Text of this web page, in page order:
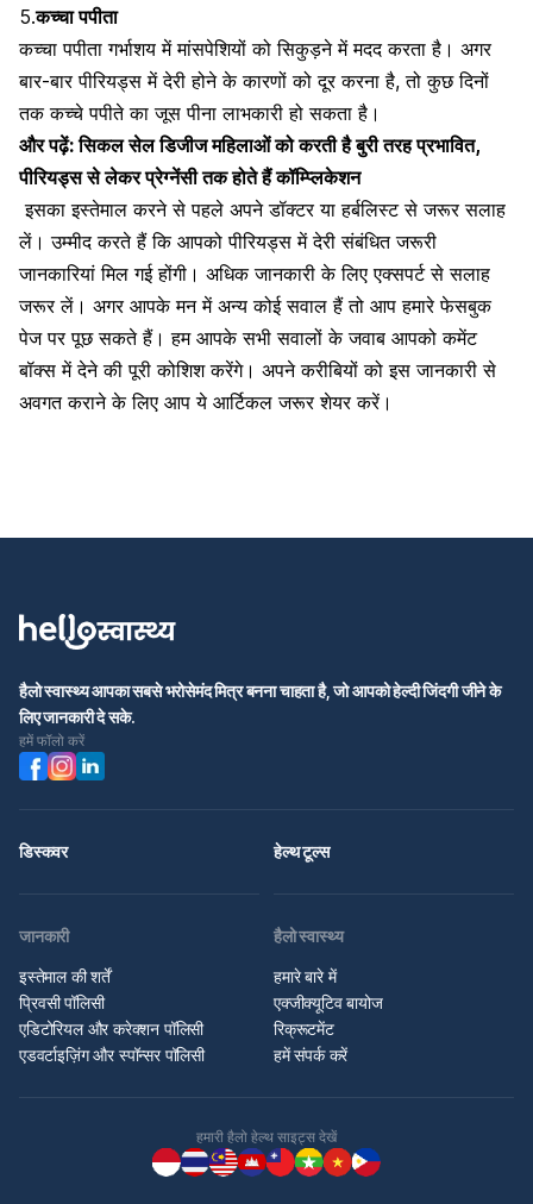
5.कच्चा पपीता
कच्चा पपीता गर्भाशय में मांसपेशियों को सिकुड़ने में मदद करता है। अगर
बार-बार पीरियड्स में देरी होने के कारणों को दूर करना है, तो कुछ दिनों
तक कच्चे पपीते का जूस पीना लाभकारी हो सकता है।
और पढ़ें:सिकल सेल डिजीज महिलाओं को करती है बुरी तरह प्रभावित,
पीरियड्स से लेकर प्रेग्नेंसी तक होते हैं कॉम्प्लिकेशन
इसका इस्तेमाल करने से पहले अपने डॉक्टर या हर्बलिस्ट से जरूर सलाह
लें। उम्मीद करते हैं कि आपको पीरियड्स में देरी संबंधित जरूरी
जानकारियां मिल गई होंगी। अधिक जानकारी के लिए एक्सपर्ट से सलाह
जरूर लें। अगर आपके मन में अन्य कोई सवाल हैं तो आप हमारे फेसबुक
पेज पर पूछ सकते हैं। हम आपके सभी सवालों के जवाब आपको कमेंट
बॉक्स में देने की पूरी कोशिश करेंगे। अपने करीबियों को इस जानकारी से
अवगत कराने के लिए आप ये आर्टिकल जरूर शेयर करें।
हैलो स्वास्थ्य आपका सबसे भरोसेमंद मित्र बनना चाहता है, जो आपको हेल्दी जिंदगी जीने के
लिए जानकारी दे सके.
हमें फॉलो करें
डिस्कवर हेल्थ टूल्स
जानकारी
इस्तेमाल की शर्तें
प्रिवसी पॉलिसी
एडिटोरियल और करेक्शन पॉलिसी
एडवर्टाइज़िंग और स्पॉन्सर पॉलिसी
हैलो स्वास्थ्य
हमारे बारे में
एक्जीक्यूटिव बायोज
रिक्रूटमेंट
हमें संपर्क करें
हमारी हैलो हेल्थ साइट्स देखें